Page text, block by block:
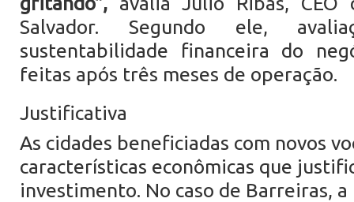
Salvador. Segundo ele,
sustentabilidade financeira do
feitas após três meses de operação.
Justificativa
As cidades beneficiadas com novos
características econômicas que
investimento. No caso de Barreiras,